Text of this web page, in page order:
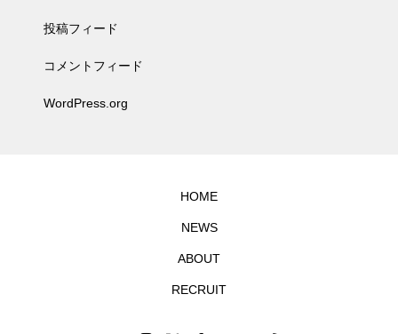
投稿フィード
コメントフィード
WordPress.org
HOME
NEWS
ABOUT
RECRUIT